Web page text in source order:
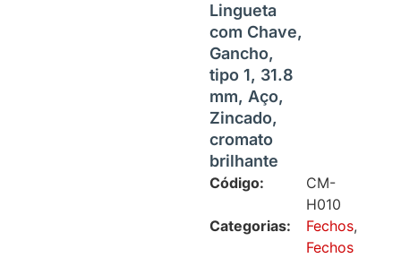
Lingueta
com Chave,
Gancho,
tipo 1, 31.8
mm, Aço,
Zincado,
cromato
brilhante
Código:
CM-
H010
Categorias:
Fechos,
Fechos